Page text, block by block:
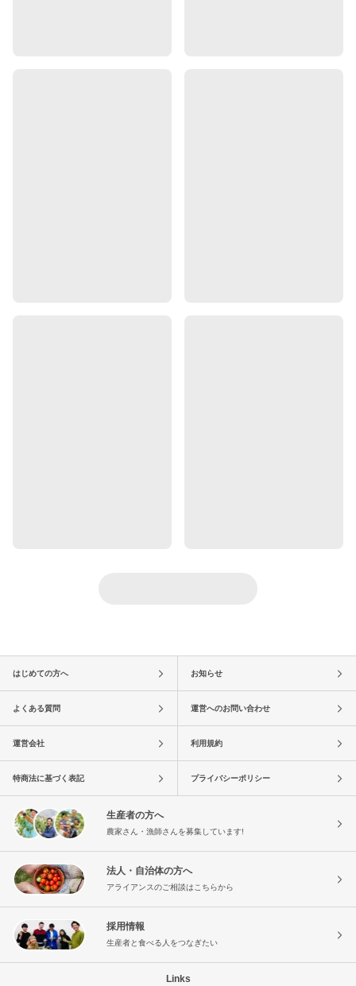
はじめての方へ お知らせ
よくある質問 運営へのお問い合わせ
運営会社 利用規約
特商法に基づく表記 プライバシーポリシー
生産者の方へ
農家さん・漁師さんを募集しています!
法人・自治体の方へ
アライアンスのご相談はこちらから
採用情報
生産者と食べる人をつなぎたい
Links